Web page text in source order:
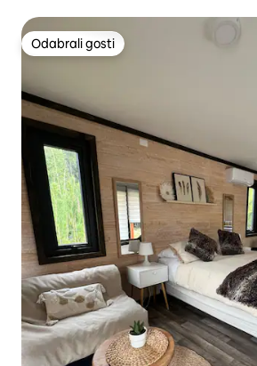
Odabrali gosti
Odabrali gosti